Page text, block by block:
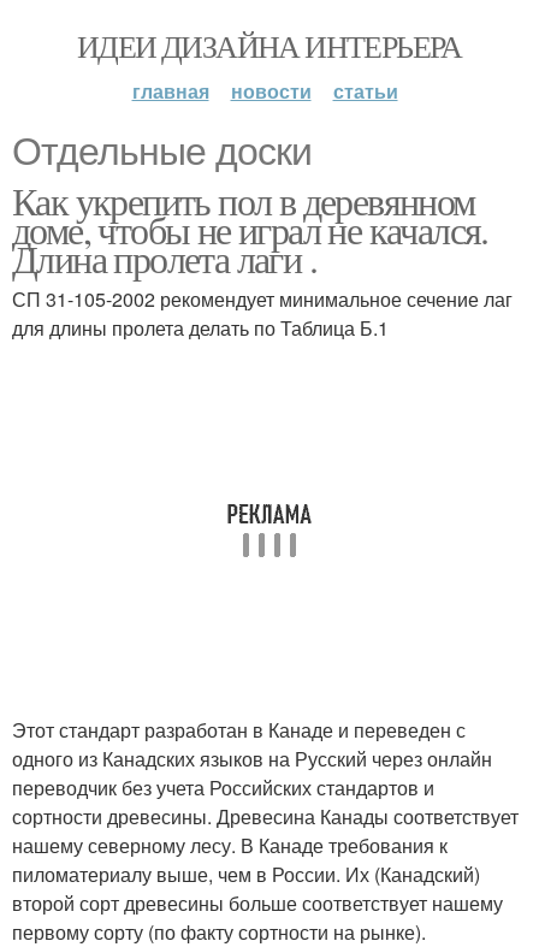
ИДЕИ ДИЗАЙНА ИНТЕРЬЕРА
главная новости статьи
Отдельные доски
Как укрепить пол в деревянном
доме, чтобы не играл не качался.
Длина пролета лаги .
СП 31-105-2002 рекомендует минимальное сечение лаг
для длины пролета делать по Таблица Б.1
Этот стандарт разработан в Канаде и переведен с
одного из Канадских языков на Русский через онлайн
переводчик без учета Российских стандартов и
сортности древесины. Древесина Канады соответствует
нашему северному лесу. В Канаде требования к
пиломатериалу выше, чем в России. Их (Канадский)
второй сорт древесины больше соответствует нашему
первому сорту (по факту сортности на рынке).